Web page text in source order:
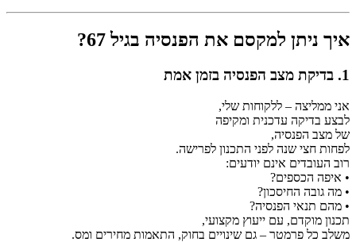
איך ניתן למקסם את הפנסיה בגיל 67?
1. בדיקת מצב הפנסיה בזמן אמת
אני ממליצה – ללקוחות שלי,
לבצע בדיקה עדכנית ומקיפה
של מצב הפנסיה,
לפחות חצי שנה לפני התכנון לפרישה.
רוב העובדים אינם יודעים:
• איפה הכספים?
• מה גובה החיסכון?
• מהם תנאי הפנסיה?
תכנון מוקדם, עם ייעוץ מקצועי,
משלב כל פרמטר – גם שינויים בחוק, התאמות מחירים ומס.